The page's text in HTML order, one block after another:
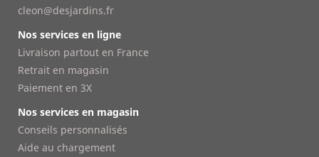
cleon@desjardins.fr
Nos services en ligne
Livraison partout en France
Retrait en magasin
Paiement en 3X
Nos services en magasin
Conseils personnalisés
Aide au chargement